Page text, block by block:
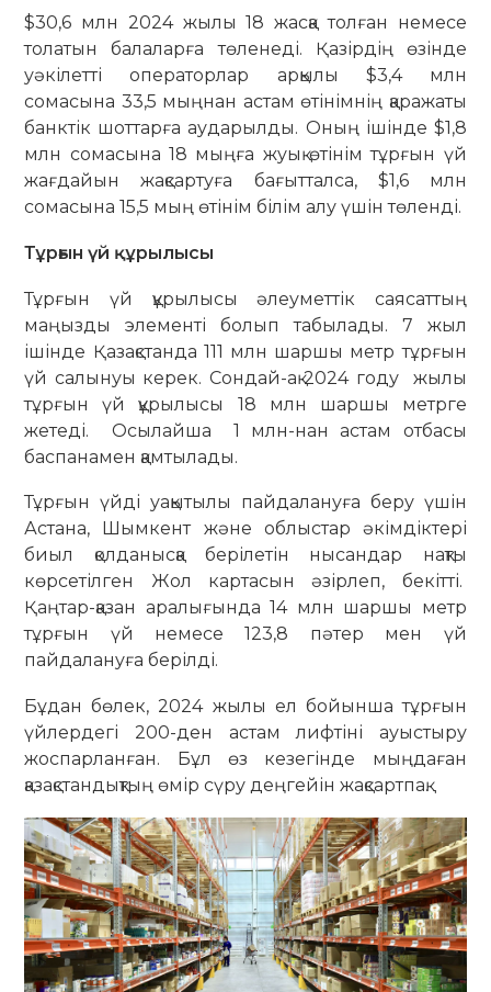
$30,6 млн 2024 жылы 18 жасқа толған немесе
толатын балаларға төленеді. Қазірдің өзінде
уәкілетті операторлар арқылы $3,4 млн
сомасына 33,5 мыңнан астам өтінімнің қаражаты
банктік шоттарға аударылды. Оның ішінде $1,8
млн сомасына 18 мыңға жуық өтінім тұрғын үй
жағдайын жақсартуға бағытталса, $1,6 млн
сомасына 15,5 мың өтінім білім алу үшін төленді.
Тұрғын үй құрылысы
Тұрғын үй құрылысы әлеуметтік саясаттың
маңызды элементі болып табылады. 7 жыл
ішінде Қазақстанда 111 млн шаршы метр тұрғын
үй салынуы керек. Сондай-ақ 2024 году жылы
тұрғын үй құрылысы 18 млн шаршы метрге
жетеді. Осылайша 1 млн-нан астам отбасы
баспанамен қамтылады.
Тұрғын үйді уақытылы пайдалануға беру үшін
Астана, Шымкент және облыстар әкімдіктері
биыл қолданысқа берілетін нысандар нақты
көрсетілген Жол картасын әзірлеп, бекітті.
Қаңтар-қазан аралығында 14 млн шаршы метр
тұрғын үй немесе 123,8 пәтер мен үй
пайдалануға берілді.
Бұдан бөлек, 2024 жылы ел бойынша тұрғын
үйлердегі 200-ден астам лифтіні ауыстыру
жоспарланған. Бұл өз кезегінде мыңдаған
қазақстандықтың өмір сүру деңгейін жақсартпақ.